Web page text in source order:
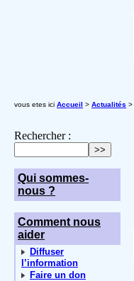
vous etes ici Accueil > Actualités >
Rechercher :
Qui sommes-
nous ?
Comment nous
aider
Diffuser
l’information
Faire un don